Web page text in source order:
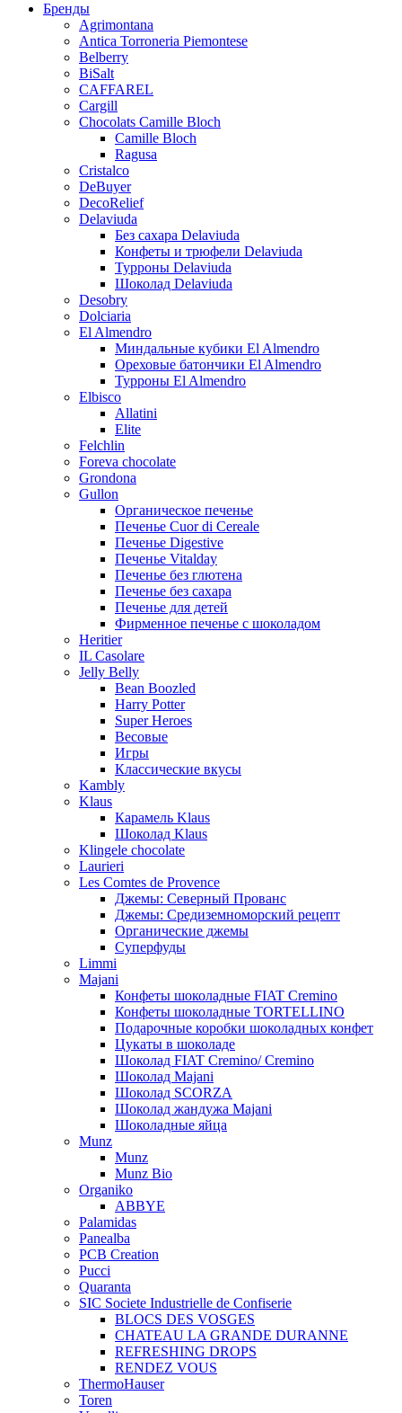
Бренды
Agrimontana
Antica Torroneria Piemontese
Belberry
BiSalt
CAFFAREL
Cargill
Chocolats Camille Bloch
Camille Bloch
Ragusa
Cristalco
DeBuyer
DecoRelief
Delaviuda
Без сахара Delaviuda
Конфеты и трюфели Delaviuda
Турроны Delaviuda
Шоколад Delaviuda
Desobry
Dolciaria
El Almendro
Миндальные кубики El Almendro
Ореховые батончики El Almendro
Турроны El Almendro
Elbisco
Allatini
Elite
Felchlin
Foreva chocolate
Grondona
Gullon
Органическое печенье
Печенье Cuor di Cereale
Печенье Digestive
Печенье Vitalday
Печенье без глютена
Печенье без сахара
Печенье для детей
Фирменное печенье с шоколадом
Heritier
IL Casolare
Jelly Belly
Bean Boozled
Harry Potter
Super Heroes
Весовые
Игры
Классические вкусы
Kambly
Klaus
Карамель Klaus
Шоколад Klaus
Klingele chocolate
Laurieri
Les Comtes de Provence
Джемы: Северный Прованс
Джемы: Средиземноморский рецепт
Органические джемы
Суперфуды
Limmi
Majani
Конфеты шоколадные FIAT Cremino
Конфеты шоколадные TORTELLINO
Подарочные коробки шоколадных конфет
Цукаты в шоколаде
Шоколад FIAT Cremino/ Cremino
Шоколад Majani
Шоколад SCORZA
Шоколад жандужа Majani
Шоколадные яйца
Munz
Munz
Munz Bio
Organiko
ABBYE
Palamidas
Panealba
PCB Creation
Pucci
Quaranta
SIC Societe Industrielle de Confiserie
BLOCS DES VOSGES
CHATEAU LA GRANDE DURANNE
REFRESHING DROPS
RENDEZ VOUS
ThermoHauser
Toren